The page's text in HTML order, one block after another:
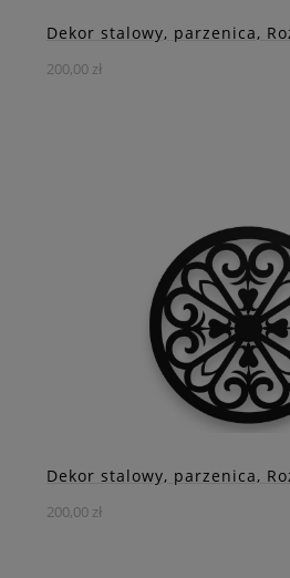
Dekor stalowy, parzenica,
200,00 zł
wzrok i nada Twojemu
DO
ZOBACZ
Dekor stalowy, parzenica,
200,00 zł